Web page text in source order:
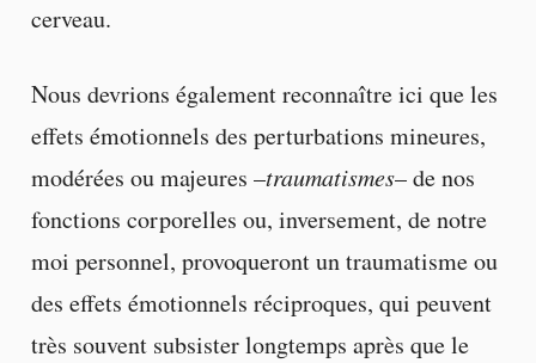
cerveau.
Nous devrions également reconnaître ici que les
effets émotionnels des perturbations mineures,
modérées ou majeures –traumatismes– de nos
fonctions corporelles ou, inversement, de notre
moi personnel, provoqueront un traumatisme ou
des effets émotionnels réciproques, qui peuvent
très souvent subsister longtemps après que le